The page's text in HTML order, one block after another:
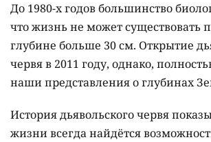
До 1980-х годов большинство
что жизнь не может существовать
глубине больше 30 см. Открытие
червя в 2011 году, однако,
наши представления о глубинах
История дьявольского червя
жизни всегда найдётся